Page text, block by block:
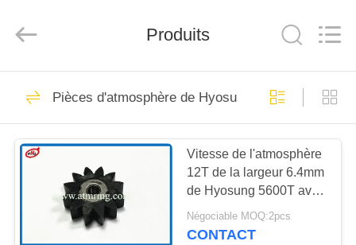
ACCUEIL
PRODUITS
PROPOS
Science
Reserved.
Pièces de rechange
d'atmosphère
932
Produits
Pièces d'atmosphère de Hyosung
Vitesse de l'atmosphère
12T de la largeur 6.4mm
de Hyosung 5600T avec
soutenir 7900000985
Négociable MOQ:2pcs
CONTACT